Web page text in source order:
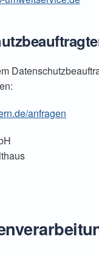
anfragen